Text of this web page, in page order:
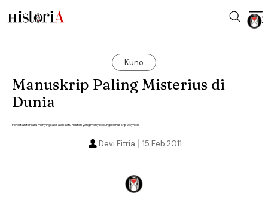
Kuno
Manuskrip Paling Misterius di
Dunia
Penelitian terbaru menyingkap salah satu misteri yang menyelebungi Manuskrip Voynich.
15 Feb 2011
Devi Fitria